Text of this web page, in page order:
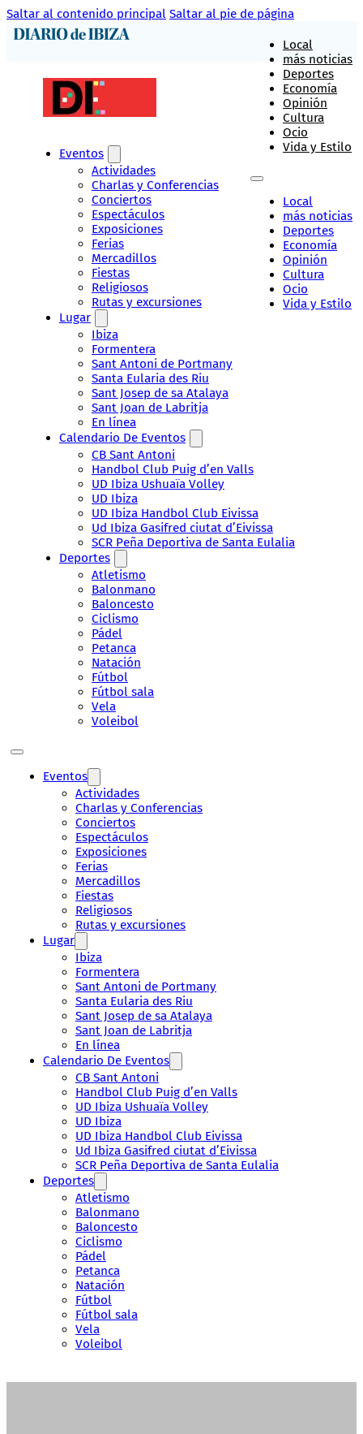
Saltar al contenido principal Saltar al pie de página
Local
más noticias
Deportes
Economía
Opinión
Cultura
Ocio
Vida y Estilo
Local
más noticias
Deportes
Economía
Opinión
Cultura
Ocio
Vida y Estilo
Eventos
Actividades
Charlas y Conferencias
Conciertos
Espectáculos
Exposiciones
Ferias
Mercadillos
Fiestas
Religiosos
Rutas y excursiones
Lugar
Ibiza
Formentera
Sant Antoni de Portmany
Santa Eularia des Riu
Sant Josep de sa Atalaya
Sant Joan de Labritja
En línea
Calendario De Eventos
CB Sant Antoni
Handbol Club Puig d’en Valls
UD Ibiza Ushuaïa Volley
UD Ibiza
UD Ibiza Handbol Club Eivissa
Ud Ibiza Gasifred ciutat d’Eivissa
SCR Peña Deportiva de Santa Eulalia
Deportes
Atletismo
Balonmano
Baloncesto
Ciclismo
Pádel
Petanca
Natación
Fútbol
Fútbol sala
Vela
Voleibol
Eventos
Actividades
Charlas y Conferencias
Conciertos
Espectáculos
Exposiciones
Ferias
Mercadillos
Fiestas
Religiosos
Rutas y excursiones
Lugar
Ibiza
Formentera
Sant Antoni de Portmany
Santa Eularia des Riu
Sant Josep de sa Atalaya
Sant Joan de Labritja
En línea
Calendario De Eventos
CB Sant Antoni
Handbol Club Puig d’en Valls
UD Ibiza Ushuaïa Volley
UD Ibiza
UD Ibiza Handbol Club Eivissa
Ud Ibiza Gasifred ciutat d’Eivissa
SCR Peña Deportiva de Santa Eulalia
Deportes
Atletismo
Balonmano
Baloncesto
Ciclismo
Pádel
Petanca
Natación
Fútbol
Fútbol sala
Vela
Voleibol